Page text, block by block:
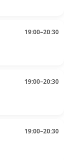
19:00–20:30
19:00–20:30
19:00–20:30